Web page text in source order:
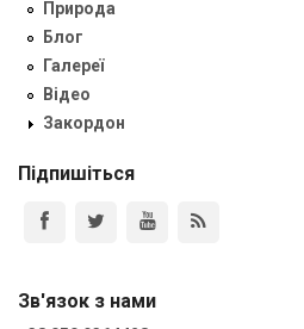
Природа
Блог
Галереї
Відео
Закордон
Підпишіться
Зв'язок з нами